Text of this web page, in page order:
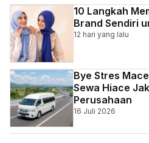
10 Langkah
Brand Sendiri
12 hari yang lalu
Bye Stres
Sewa Hiace
Perusahaan
16 Juli 2026